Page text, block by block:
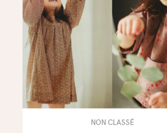
NON CLASSÉ